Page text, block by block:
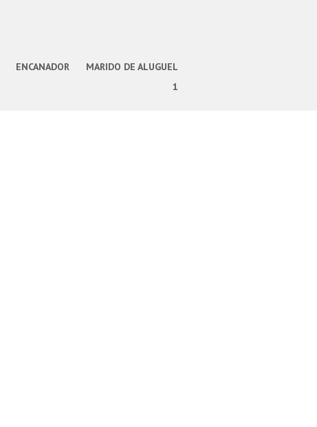
ENCANADOR
MARIDO DE ALUGUEL
1